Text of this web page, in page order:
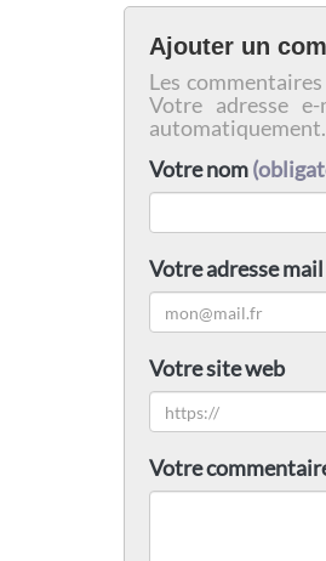
Ajouter un
Les
Votre adresse
automatiquement.
Votre nom
Votre adresse mail
Votre site web
Votre